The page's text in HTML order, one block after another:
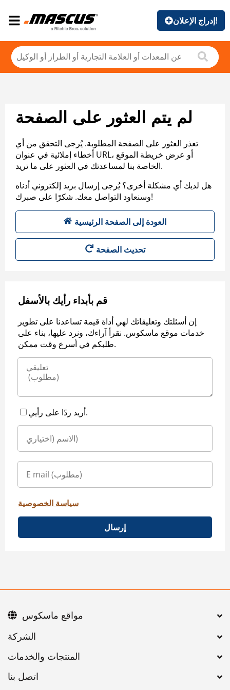
إدراج الإعلان!
لم يتم العثور على الصفحة
تعذر العثور على الصفحة المطلوبة. يُرجى التحقق من أي
أخطاء إملائية في عنوان URL، أو عرض خريطة الموقع
الخاصة بنا لمساعدتك في العثور على ما تريد.
هل لديك أي مشكلة أخرى؟ يُرجى إرسال بريد إلكتروني أدناه
وسنعاود التواصل معك. شكرًا على صبرك!
العودة إلى الصفحة الرئيسية
تحديث الصفحة
قم بأبداء رأيك بالأسفل
إن أسئلتك وتعليقاتك لهي أداة قيمة تساعدنا على تطوير
خدمات موقع ماسكوس. نقرأ آراءك، ونرد عليها، بناء على
طلبكم في أسرع وقت ممكن.
أريد ردًا على رأيي.
سياسة الخصوصية
إرسال
اتصل بنا
مواقع ماسكوس